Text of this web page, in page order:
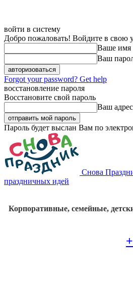
войти в систему
Добро пожаловать! Войдите в свою
Ваше имя
Ваш
Forgot your password? Get help
восстановление пароля
Восстановите свой пароль
Ваш
Пароль будет выслан Вам по
Снова
праздничных идей
Корпоративные, семейные,